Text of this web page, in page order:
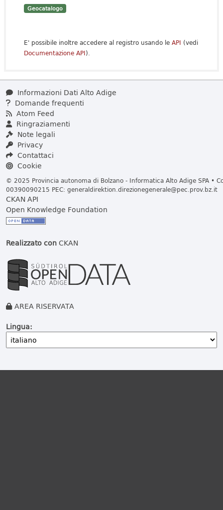
Geocatalogo
E' possibile inoltre accedere al registro usando le API (vedi
Documentazione API).
Informazioni Dati Alto Adige
Domande frequenti
Atom Feed
Ringraziamenti
Note legali
Privacy
Contattaci
Cookie
© 2025 Provincia autonoma di Bolzano - Informatica Alto Adige SPA •
00390090215 PEC: generaldirektion.direzionegenerale@pec.prov.bz.it
CKAN API
Open Knowledge Foundation
Realizzato conCKAN
AREA RISERVATA
Lingua